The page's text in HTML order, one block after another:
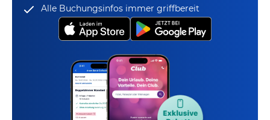
Alle Buchungsinfos immer griffbereit